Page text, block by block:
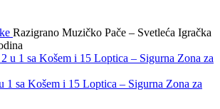
Razigrano Muzičko Pače – Svetleća Igračka
1 sa Košem i 15 Loptica – Sigurna Zona za